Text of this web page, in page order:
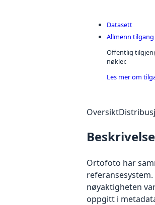
Datasett
Allmenn tilgang
Offentlig
nøkler.
Les mer om
Oversikt
Beskrivelse
Ortofoto har
nøyaktigheten
oppgitt i